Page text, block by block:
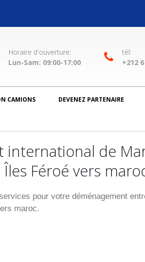
Horaire d'ouverture:
Lun-Sam: 09:00-17:00
tél:
+212
CAMIONS DEVENEZ PARTENAIRE
international de
Féroé vers
pour votre déménagement
maroc.